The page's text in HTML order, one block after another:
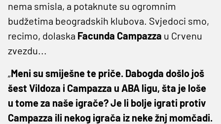
nema smisla, a potaknute su ogromnim
budžetima beogradskih klubova. Svjedoci smo,
recimo, dolaska Facunda Campazza u Crvenu
zvezdu...
„Meni su smiješne te priče. Dabogda došlo još
šest Vildoza i Campazza u ABA ligu, šta je loše
u tome za naše igrače? Je li bolje igrati protiv
Campazza ili nekog igrača iz neke žnj momčadi.